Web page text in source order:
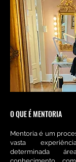
O QUE É MENTORIA
Mentoria é um
vasta
determinada